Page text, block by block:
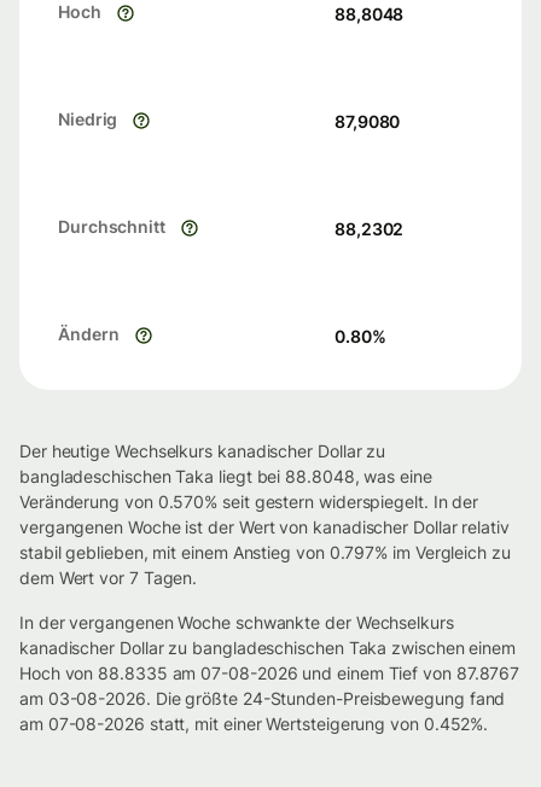
Hoch 88,8048
Niedrig 87,9080
Durchschnitt 88,2302
Ändern 0.80%
Der heutige Wechselkurs kanadischer Dollar zu
bangladeschischen Taka liegt bei 88.8048, was eine
Veränderung von 0.570% seit gestern widerspiegelt. In der
vergangenen Woche ist der Wert von kanadischer Dollar relativ
stabil geblieben, mit einem Anstieg von 0.797% im Vergleich zu
dem Wert vor 7 Tagen.
In der vergangenen Woche schwankte der Wechselkurs
kanadischer Dollar zu bangladeschischen Taka zwischen einem
Hoch von 88.8335 am 07-08-2026 und einem Tief von 87.8767
am 03-08-2026. Die größte 24-Stunden-Preisbewegung fand
am 07-08-2026 statt, mit einer Wertsteigerung von 0.452%.